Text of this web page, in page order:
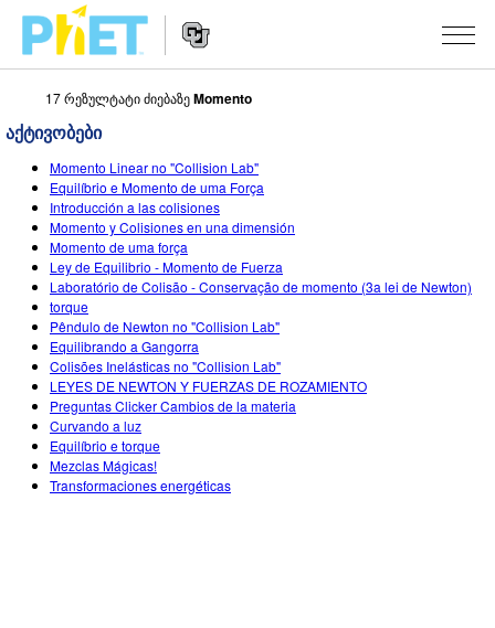
Search
the
PhET
Website
Navigation
ᲡᲘᲛᲣᲚᲐᲪᲘᲔᲑᲘ
All Sims
ფიზიკა
მათემატიკა
ქიმია
ბუნებისმეტყველება
ბიოლოგია
თარგმნილი სიმ-ები
Customizable Sims
STUDIO
About Studio
Customizable Sims
Start a Free Trial
Purchase a License
TEACHING
აქტივობების ჩამონათვალი
გააზიარე შენი აქტივობები
Activity Contribution Guidelines
Virtual Workshops
Professional Learning with PhET
Teaching with PhET
ᲙᲕᲚᲔᲕᲔᲑᲘ
INITIATIVES
Inclusive Design
PhET Global
Data Fluency
ᲨᲔᲡᲕᲚᲐ / ᲠᲔᲒᲘᲡᲢᲠᲐᲪᲘᲐ
ᲨᲔᲡᲕᲚᲐ / ᲠᲔᲒᲘᲡᲢᲠᲐᲪᲘᲐ
17 რეზულტატი ძიებაზეMomento
აქტივობები
Momento Linear no "Collision Lab"
Equilíbrio e Momento de uma Força
Introducción a las colisiones
Momento y Colisiones en una dimensión
Momento de uma força
Ley de Equilibrio - Momento de Fuerza
Laboratório de Colisão - Conservação de momento (3a lei de Newton)
torque
Pêndulo de Newton no "Collision Lab"
Equilibrando a Gangorra
Colisões Inelásticas no "Collision Lab"
LEYES DE NEWTON Y FUERZAS DE ROZAMIENTO
Preguntas Clicker Cambios de la materia
Curvando a luz
Equilíbrio e torque
Mezclas Mágicas!
Transformaciones energéticas